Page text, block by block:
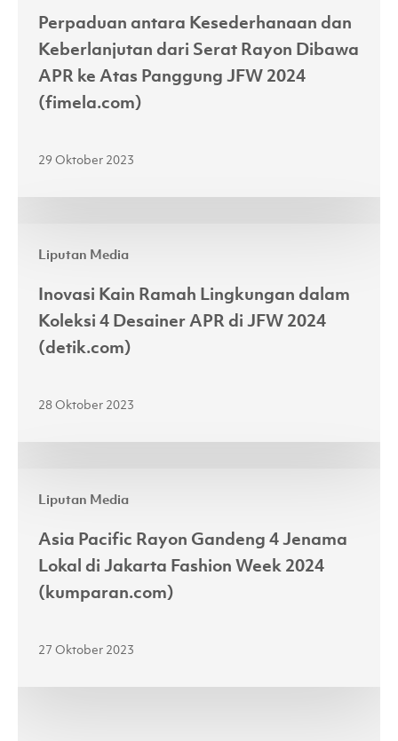
Kesederhanaan
dan
Keberlanjutan
dari
Serat
Dibawa
Panggung
JFW
2024
(fimela.com)
Perpaduan antara Kesederhanaan dan
Keberlanjutan dari Serat Rayon Dibawa
APR ke Atas Panggung JFW 2024
(fimela.com)
29 Oktober 2023
Liputan Media
Kain
Ramah
Lingkungan
Koleksi
Desainer
2024
(detik.com)
Inovasi Kain Ramah Lingkungan dalam
Koleksi 4 Desainer APR di JFW 2024
(detik.com)
28 Oktober 2023
Liputan Media
Pacific
Rayon
Gandeng
Jenama
Asia Pacific Rayon Gandeng 4 Jenama
Lokal di Jakarta Fashion Week 2024
(kumparan.com)
27 Oktober 2023